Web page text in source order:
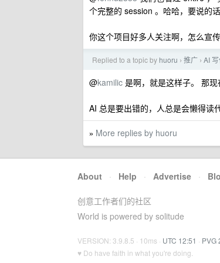
个完整的 session 。哈哈，要说的
你这个项目好多人关注啊，怎么宣
Replied to a topic by huoru › 推广 › AI
@kamilic 是啊，就是这样子。 那
AI 总是要出错的，人总是会懒得读
» More replies by huoru
About · Help · Advertise ·
创意工作者们的社区
World is powered by solitude
VERSION: 3.9.8.5 · 10ms · UTC 12:51 · PVG
♥ Do have faith in what you're doing.